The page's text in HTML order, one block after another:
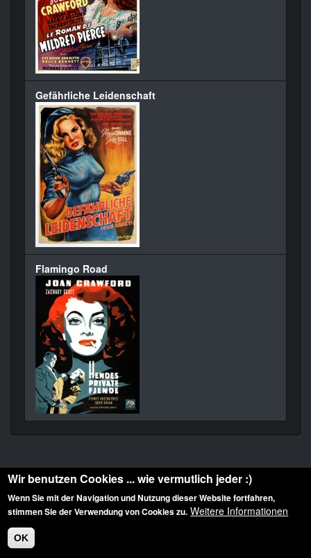
Gefährliche Leidenschaft
Flamingo Road
Diese Website ist urheberrechtlich geschützt: © 2010-2026 der Film Noir de. Alle
Rechte vorbehalten.
Wir benutzen Cookies ... wie vermutlich jeder :)
Wenn Sie mit der Navigation und Nutzung dieser Website fortfahren,
stimmen Sie der Verwendung von Cookies zu. Weitere Informationen
OK